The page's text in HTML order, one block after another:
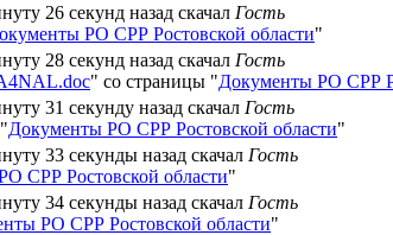
26 секунд назад скачал Гость
РО СРР Ростовской области"
28 секунд назад скачал Гость
" со страницы "Документы РО СРР
31 секунду назад скачал Гость
Документы РО СРР Ростовской области"
33 секунды назад скачал Гость
СРР Ростовской области"
34 секунды назад скачал Гость
РО СРР Ростовской области"